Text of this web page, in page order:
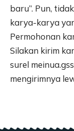
baru”. Pun,
karya-karya
Permohonan
Silakan kirim
surel
mengirimnya